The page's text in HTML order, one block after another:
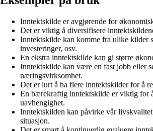
Inntektskilde er avgjørende for
Det er viktig å diversifisere
Inntektskilde kan komme fra ulike kilder
investeringer, osv.
En ekstra inntektskilde kan gi større
Inntektskilde kan være en fast jobb eller
næringsvirksomhet.
Det er lurt å ha flere inntektskilder for å
En bærekraftig inntektskilde er viktig for
uavhengighet.
Inntektskilden kan påvirke vår
situasjon.